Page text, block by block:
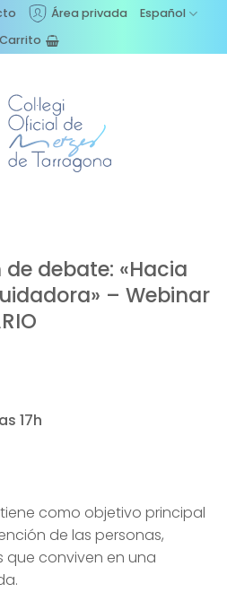
Área privada
Español
Carrito
debate: «Hacia
– Webinar
17h
como objetivo principal
de las personas,
que conviven en una